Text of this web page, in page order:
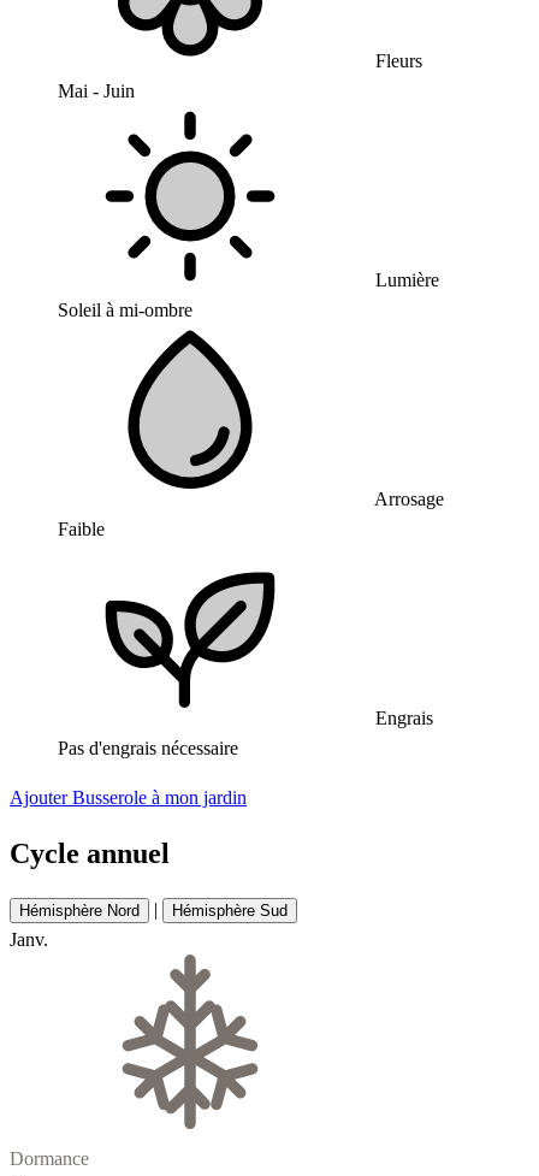
Fleurs
Mai - Juin
Lumière
Soleil à mi-ombre
Arrosage
Faible
Engrais
Pas d'engrais nécessaire
Ajouter Busserole à mon jardin
Cycle annuel
Hémisphère Nord | Hémisphère Sud
Janv.
Dormance